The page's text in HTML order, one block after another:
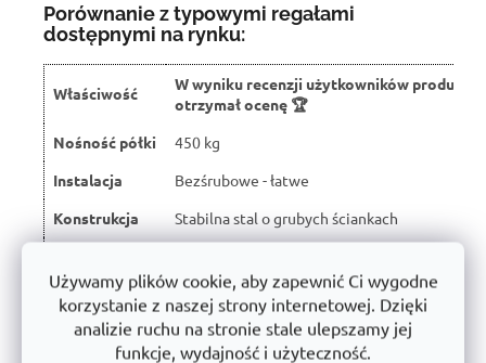
Używamy plików cookie, aby zapewnić Ci wygodne
korzystanie z naszej strony internetowej. Dzięki
analizie ruchu na stronie stale ulepszamy jej
funkcje, wydajność i użyteczność.
Porównanie z typowymi regałami
dostępnymi na rynku:
➡️
Właściwość
W wyniku recenzji użytkowników produkt
otrzymał ocenę 🏆
Nośność półki
450 kg
Instalacja
Bezśrubowe - łatwe
Konstrukcja
Stabilna stal o grubych ściankach
materiały
Obróbka
powierzchni
Powłoka proszkowa (antykorozyjna)